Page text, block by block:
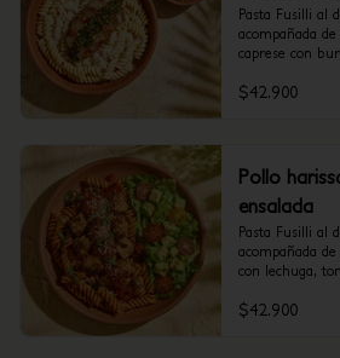
Pasta Fusilli al
acompañada
caprese con
$42.900
Pollo harissa +
ensalada
Pasta Fusilli al
acompañada
con lechuga,
$42.900